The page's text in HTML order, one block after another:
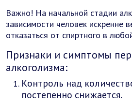
Важно! На начальной стадии
зависимости человек искренне
отказаться от спиртного в
Признаки и симптомы
алкоголизма:
Контроль над
постепенно снижается.